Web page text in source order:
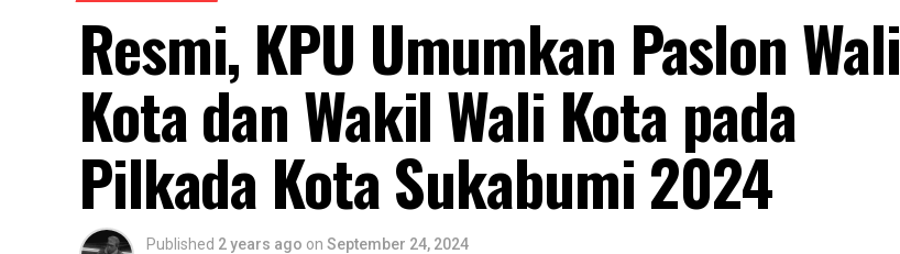
Resmi, KPU Umumkan Paslon Wali
Kota dan Wakil Wali Kota pada
Pilkada Kota Sukabumi 2024
Published 2 years ago on September 24, 2024